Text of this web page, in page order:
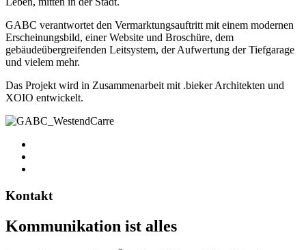
GABC verantwortet den Vermarktungsauftritt mit einem modernen
Erscheinungsbild, einer Website und Broschüre, dem
gebäudeübergreifenden Leitsystem, der Aufwertung der Tiefgarage
und vielem mehr.
Das Projekt wird in Zusammenarbeit mit .bieker Architekten und
XOIO entwickelt.
Kontakt
Kommunikation ist alles